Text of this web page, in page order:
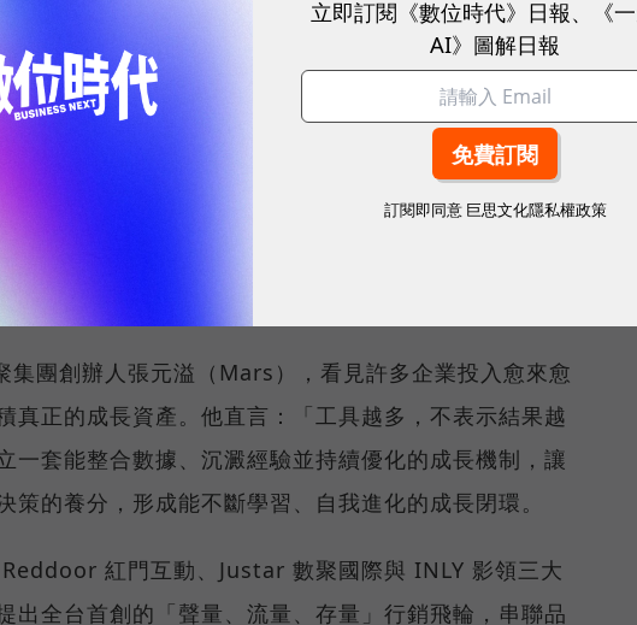
成效，企業陸續導入口碑行銷、廣告投放、會員經營等
工具，希望精準掌握每一次與消費者互動的機
賽的跑者，雖然每一棒都努力衝刺，卻常常無法將成果
會員經營往往分屬不同負責人、使用不同平台，不僅數
成本高昂，一旦負責人員異動，累積多年的實戰經驗也
次投入轉化為長期成長動能。
團創辦人張元溢（Mars），看見許多企業投入愈來愈
真正的成長資產。他直言：「工具越多，不表示結果越
一套能整合數據、沉澱經驗並持續優化的成長機制，讓
策的養分，形成能不斷學習、自我進化的成長閉環。
紅門互動、Justar 數聚國際與 INLY 影領三大
出全台首創的「聲量、流量、存量」行銷飛輪，串聯品
立即訂閱《數位時代》日報、《
AI》圖解日報
訂閱即同意 巨思文化隱私權政策